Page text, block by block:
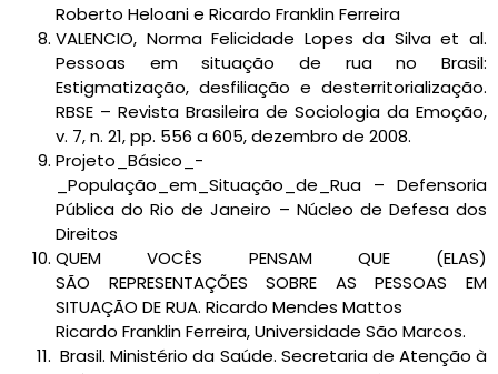
Roberto Heloani e Ricardo Franklin Ferreira
VALENCIO, Norma Felicidade Lopes da Silva et al.
Pessoas em situação de rua no Brasil:
Estigmatização, desfiliação e desterritorialização.
RBSE – Revista Brasileira de Sociologia da Emoção,
v. 7, n. 21, pp. 556 a 605, dezembro de 2008.
Projeto_Básico_-
_População_em_Situação_de_Rua – Defensoria
Pública do Rio de Janeiro – Núcleo de Defesa dos
Direitos
QUEM VOCÊS PENSAM QUE (ELAS)
SÃO REPRESENTAÇÕES SOBRE AS PESSOAS EM
SITUAÇÃO DE RUA. Ricardo Mendes Mattos
Ricardo Franklin Ferreira, Universidade São Marcos.
Brasil. Ministério da Saúde. Secretaria de Atenção à